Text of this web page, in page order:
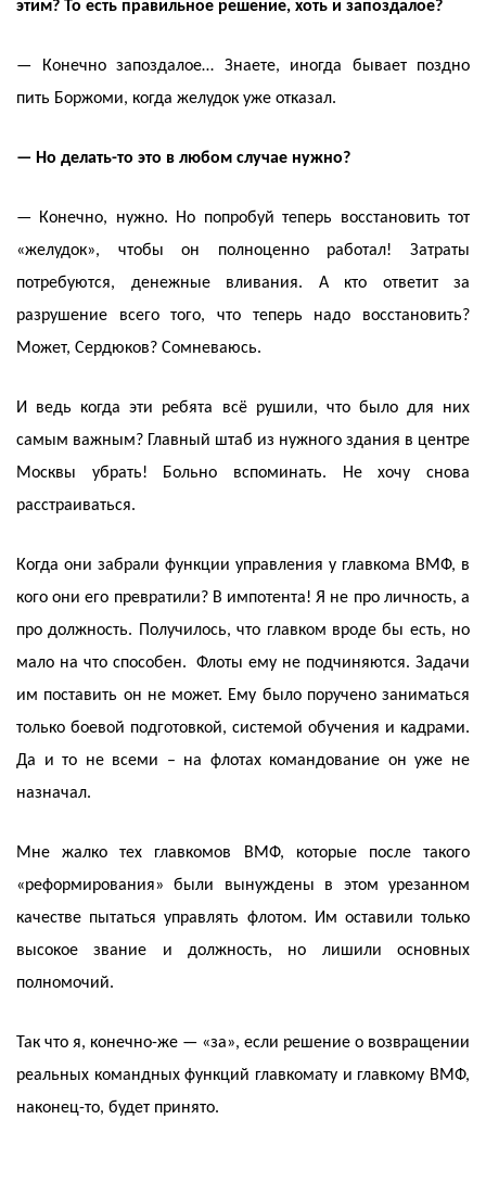
этим? То есть правильное решение, хоть и запоздалое?
— Конечно запоздалое… Знаете, иногда бывает поздно
пить Боржоми, когда желудок уже отказал.
— Но делать-то это в любом случае нужно?
— Конечно, нужно. Но попробуй теперь восстановить тот
«желудок», чтобы он полноценно работал! Затраты
потребуются, денежные вливания. А кто ответит за
разрушение всего того, что теперь надо восстановить?
Может, Сердюков? Сомневаюсь.
И ведь когда эти ребята всё рушили, что было для них
самым важным? Главный штаб из нужного здания в центре
Москвы убрать! Больно вспоминать. Не хочу снова
расстраиваться.
Когда они забрали функции управления у главкома ВМФ, в
кого они его превратили? В импотента! Я не про личность, а
про должность. Получилось, что главком вроде бы есть, но
мало на что способен. Флоты ему не подчиняются. Задачи
им поставить он не может. Ему было поручено заниматься
только боевой подготовкой, системой обучения и кадрами.
Да и то не всеми – на флотах командование он уже не
назначал.
Мне жалко тех главкомов ВМФ, которые после такого
«реформирования» были вынуждены в этом урезанном
качестве пытаться управлять флотом. Им оставили только
высокое звание и должность, но лишили основных
полномочий.
Так что я, конечно-же — «за», если решение о возвращении
реальных командных функций главкомату и главкому ВМФ,
наконец-то, будет принято.